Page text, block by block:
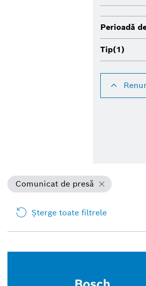
Perioadă
Tip(1)
Comunicat de presă
Şterge toate filtrele